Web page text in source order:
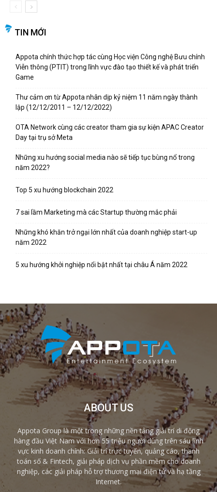
TIN MỚI
Appota chính thức hợp tác cùng Học viện Công nghệ Bưu chính
Viễn thông (PTIT) trong lĩnh vực đào tạo thiết kế và phát triển
Game
Thư cảm ơn từ Appota nhân dịp kỷ niệm 11 năm ngày thành
lập (12/12/2011 – 12/12/2022)
OTA Network cùng các creator tham gia sự kiện APAC Creator
Day tại trụ sở Meta
Những xu hướng social media nào sẽ tiếp tục bùng nổ trong
năm 2022?
Top 5 xu hướng blockchain 2022
7 sai lầm Marketing mà các Startup thường mắc phải
Những khó khăn trở ngại lớn nhất của doanh nghiệp start-up
năm 2022
5 xu hướng khởi nghiệp nổi bật nhất tại châu Á năm 2022
ABOUT US
Appota Group là một trong những nền tảng giải trí di động
hàng đầu Việt Nam với hơn 55 triệu người dùng trên sáu lĩnh
vực kinh doanh chính: Giải trí trực tuyến, quảng cáo, thanh
toán số & Fintech, giải pháp dịch vụ phần mềm cho doanh
nghiệp, các giải pháp hỗ trợ thương mại điện tử và hạ tầng
Internet.